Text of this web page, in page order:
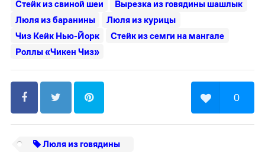
Стейк из свиной шеи
Вырезка из говядины шашлык
Люля из баранины
Люля из курицы
Чиз Кейк Нью-Йорк
Стейк из семги на мангале
Роллы «Чикен Чиз»
0
Люля из говядины